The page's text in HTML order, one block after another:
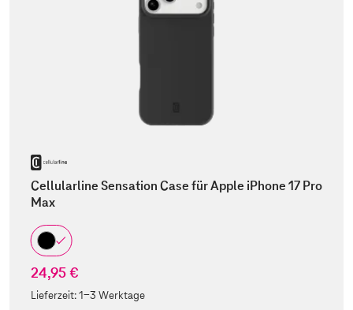
Cellularline Sensation Case für Apple iPhone 17 Pro
Max
24,95 €
Lieferzeit:1-3 Werktage